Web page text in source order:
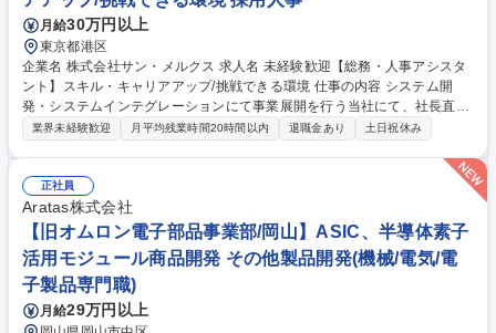
月給30万円以上
東京都港区
企業名 株式会社サン・メルクス 求人名 未経験歓迎【総務・人事アシスタ
ント】スキル・キャリアアップ/挑戦できる環境 仕事の内容 システム開
発・システムインテグレーションにて事業展開を行う当社にて、社長直下
のアシスタントとして幅広い総務業務をお任せいたします。長期的な視点
自身のスキル経験、希望に応じておまかせする業務を調整させていきま
す。そのため無理なタスクは発生いたしません。自発的に挑戦したい業務
をおまかせしていくため、事務の立ち位置から社内の他部署の課題解決や
ガバナンスといった領域にもチャレンジいただけます。 【主な業務】人
事・採用、財務経理、スケジュール管理出納、労務管理、社内行事企 画、
施設管理、給与計算、営業サポート・来客対応、庶務など 募集職種 未経
験歓迎【総務・人事アシスタント】スキル・キャリアアップ/挑戦できる環
境
業界未経験歓迎 月平均残業時間20時間以内 退職金あり 土日祝休み
正社員
Aratas株式会社
【旧オムロン電子部品事業部/岡山】ASIC、半導体素子
活用モジュール商品開発 その他製品開発(機械/電気/電
子製品専門職)
月給29万円以上